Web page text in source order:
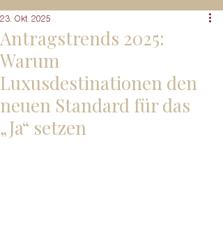
Antragstrends 2025:
Warum
Luxusdestinationen den
neuen Standard für das
„Ja“ setzen
23. Okt. 2025